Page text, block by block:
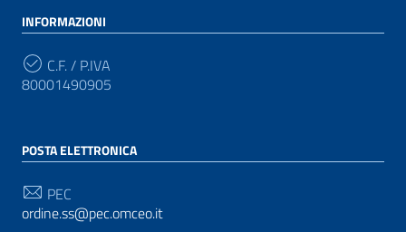
INFORMAZIONI
C.F. / P.IVA
80001490905
POSTA ELETTRONICA
PEC
ordine.ss@pec.omceo.it